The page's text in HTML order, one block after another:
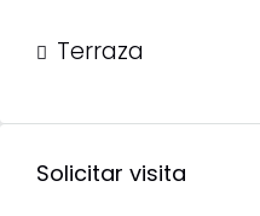
Terraza
Solicitar visita